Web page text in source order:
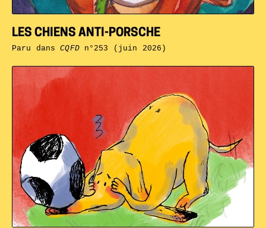
LES CHIENS ANTI-PORSCHE
Paru dansCQFDn°253 (juin 2026)